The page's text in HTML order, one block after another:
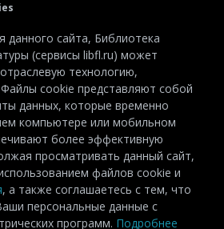
+7 (495) 915-72-81
данного сайта, Библиотека
может
технологию,
данных, которые временно
более эффективную
файлов cookie и
, а также соглашаетесь с тем, что
персональные данные с
программ. Подробнее